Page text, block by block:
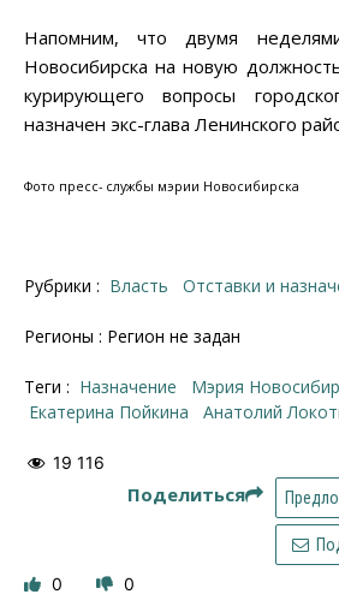
Напомним, что двумя
Новосибирска на новую
курирующего вопросы
назначен экс-глава Ленинского
Фото пресс- службы мэрии Новосибирска
Рубрики : Власть Отставки и
Регионы : Регион не задан
Теги : назначение
Мэрия
Екатерина Пойкина
Анатолий
19 116
Поделиться
0 0